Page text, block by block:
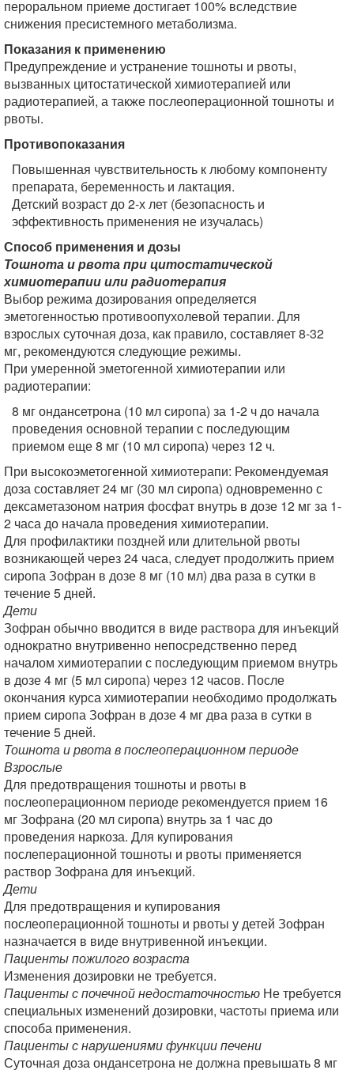
пероральном приеме достигает 100% вследствие
снижения пресистемного метаболизма.
Показания к применению
Предупреждение и устранение тошноты и рвоты,
вызванных цитостатической химиотерапией или
радиотерапией, а также послеоперационной тошноты и
рвоты.
Противопоказания
Повышенная чувствительность к любому компоненту
препарата, беременность и лактация.
Детский возраст до 2-х лет (безопасность и
эффективность применения не изучалась)
Способ применения и дозы
Тошнота и рвота при цитостатической
химиотерапии или радиотерапия
Выбор режима дозирования определяется
эметогенностью противоопухолевой терапии. Для
взрослых суточная доза, как правило, составляет 8-32
мг, рекомендуются следующие режимы.
При умеренной эметогенной химиотерапии или
радиотерапии:
8 мг ондансетрона (10 мл сиропа) за 1-2 ч до начала
проведения основной терапии с последующим
приемом еще 8 мг (10 мл сиропа) через 12 ч.
При высокоэметогенной химиотерапи: Рекомендуемая
доза составляет 24 мг (30 мл сиропа) одновременно с
дексаметазоном натрия фосфат внутрь в дозе 12 мг за 1-
2 часа до начала проведения химиотерапии.
Для профилактики поздней или длительной рвоты
возникающей через 24 часа, следует продолжить прием
сиропа Зофран в дозе 8 мг (10 мл) два раза в сутки в
течение 5 дней.
Дети
Зофран обычно вводится в виде раствора для инъекций
однократно внутривенно непосредственно перед
началом химиотерапии с последующим приемом внутрь
в дозе 4 мг (5 мл сиропа) через 12 часов. После
окончания курса химиотерапии необходимо продолжать
прием сиропа Зофран в дозе 4 мг два раза в сутки в
течение 5 дней.
Тошнота и рвота в послеоперационном периоде
Взрослые
Для предотвращения тошноты и рвоты в
послеоперационном периоде рекомендуется прием 16
мг Зофрана (20 мл сиропа) внутрь за 1 час до
проведения наркоза. Для купирования
послеперационной тошноты и рвоты применяется
раствор Зофрана для инъекций.
Дети
Для предотвращения и купирования
послеоперационной тошноты и рвоты у детей Зофран
назначается в виде внутривенной инъекции.
Пациенты пожилого возраста
Изменения дозировки не требуется.
Пациенты с почечной недостаточностью Не требуется
специальных изменений дозировки, частоты приема или
способа применения.
Пациенты с нарушениями функции печени
Суточная доза ондансетрона не должна превышать 8 мг